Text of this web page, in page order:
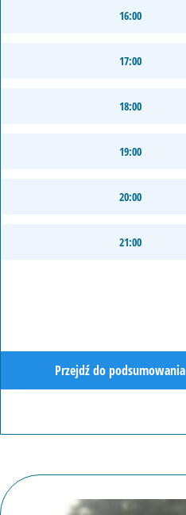
16:00
17:00
18:00
19:00
20:00
21:00
Przejdź do podsumowania